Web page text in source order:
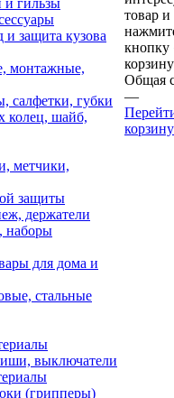
и гильзы
защита кузова
монтажные,
салфетки, губки
колец, шайб,
метчики,
защиты
держатели
наборы
для дома и
стальные
выключатели
(грипперы)
товар и
кнопку
Общая
—
корзину